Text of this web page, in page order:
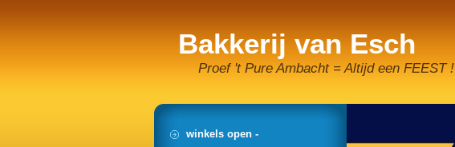
Bakkerij van Esch
Proef 't Pure Ambacht = Altijd een FEEST !
winkels open -